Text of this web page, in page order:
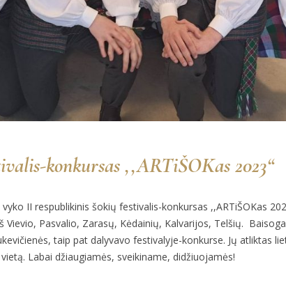
konkursas ,,ARTiŠOKas 2023“
II respublikinis šokių festivalis-konkursas ,,ARTiŠOKas
Vievio, Pasvalio, Zarasų, Kėdainių, Kalvarijos, Telšių.
taip pat dalyvavo festivalyje-konkurse. Jų atliktas
Labai džiaugiamės, sveikiname, didžiuojamės!